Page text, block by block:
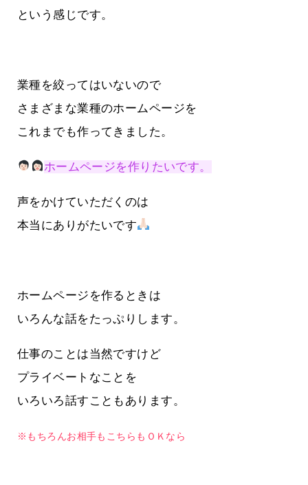
という感じです。
業種を絞ってはいないので
さまざまな業種のホームページを
これまでも作ってきました。
ホームページを作りたいです。
声をかけていただくのは
本当にありがたいです
ホームページを作るときは
いろんな話をたっぷりします。
仕事のことは当然ですけど
プライベートなことを
いろいろ話すこともあります。
※もちろんお相手もこちらもＯＫなら